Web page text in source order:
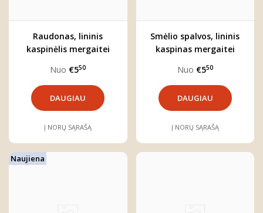
Raudonas, lininis
kaspinėlis mergaitei
Nuo €550
DAUGIAU
Į NORŲ SĄRAŠĄ
Smėlio spalvos, lininis
kaspinas mergaitei
Nuo €550
DAUGIAU
Į NORŲ SĄRAŠĄ
Naujiena